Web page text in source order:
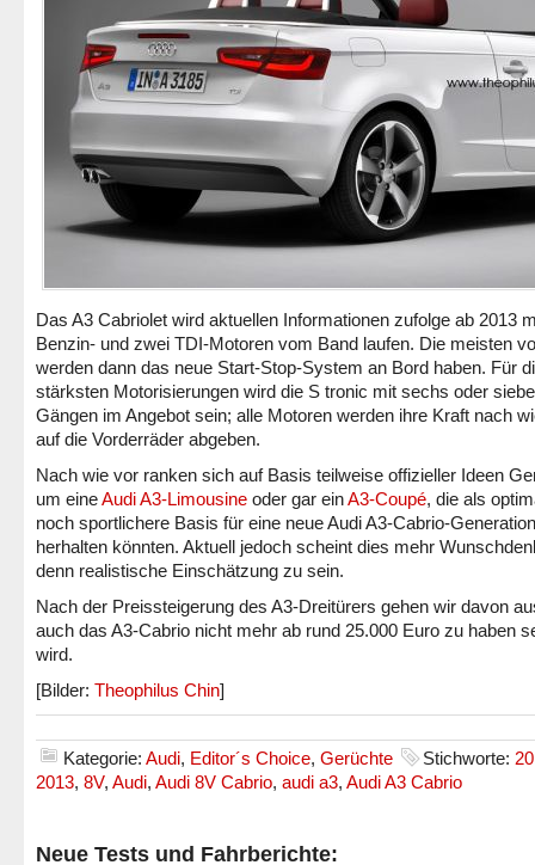
Das A3 Cabriolet wird aktuellen Informationen zufolge ab 2013
Benzin- und zwei TDI-Motoren vom Band laufen. Die meisten
werden dann das neue Start-Stop-System an Bord haben. Für
stärksten Motorisierungen wird die S tronic mit sechs oder
Gängen im Angebot sein; alle Motoren werden ihre Kraft nach
auf die Vorderräder abgeben.
Nach wie vor ranken sich auf Basis teilweise offizieller Ideen
um eineAudi A3-Limousine oder gar einA3-Coupé, die als
noch sportlichere Basis für eine neue Audi A3-Cabrio-Generation
herhalten könnten. Aktuell jedoch scheint dies mehr
denn realistische Einschätzung zu sein.
Nach der Preissteigerung des A3-Dreitürers gehen wir davon
auch das A3-Cabrio nicht mehr ab rund 25.000 Euro zu haben
wird.
[Bilder: Theophilus Chin]
Kategorie: Audi, Editor´s Choice, Gerüchte Stichworte:
2013, 8V, Audi, Audi 8V Cabrio, audi a3, Audi A3 Cabrio
Neue Tests und Fahrberichte: